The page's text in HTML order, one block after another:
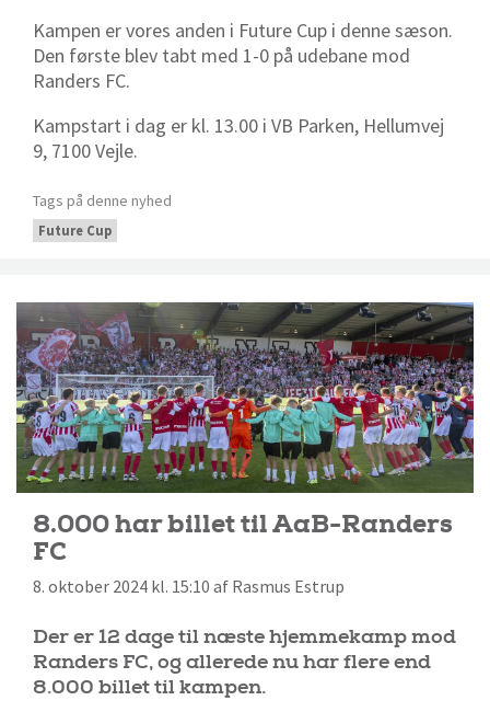
Kampen er vores anden i Future Cup i denne sæson.
Den første blev tabt med 1-0 på udebane mod
Randers FC.
Kampstart i dag er kl. 13.00 i VB Parken, Hellumvej
9, 7100 Vejle.
Tags på denne nyhed
Future Cup
8.000 har billet til AaB-Randers
FC
8. oktober 2024 kl. 15:10 af Rasmus Estrup
Der er 12 dage til næste hjemmekamp mod
Randers FC, og allerede nu har flere end
8.000 billet til kampen.